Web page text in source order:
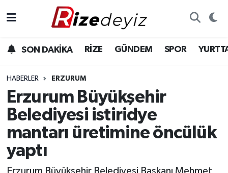
SON DAKİKA RİZE GÜNDEM SPOR
HABERLER ERZURUM
Erzurum Büyükşehir
Belediyesi istiridye
mantarı üretimine öncülük
yaptı
Erzurum Büyükşehir Belediyesi Başkanı Mehmet
Gündem
Yurttan Haberler
Ekonomi
Teknoloji
Sağlık
Rize Hava Durumu
Rize Trafik Yoğunluk Haritası
Süper Lig Puan Durumu ve Fikstür
Tüm Manşetler
Son Dakika Haberleri